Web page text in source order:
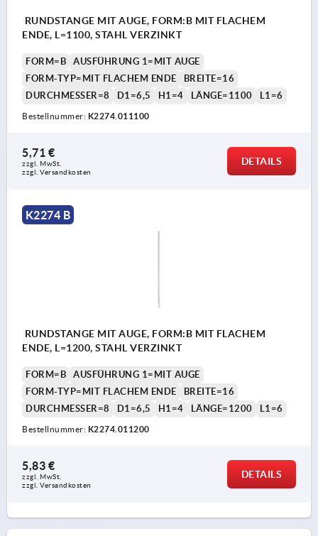
RUNDSTANGE MIT AUGE, FORM:B MIT FLACHEM
ENDE, L=1100, STAHL VERZINKT
FORM=B
AUSFÜHRUNG 1=MIT AUGE
FORM-TYP=MIT FLACHEM ENDE
BREITE=16
DURCHMESSER=8
D1=6,5 H1=4 LÄNGE=1100 L1=6
Bestellnummer: K2274.011100
5,71 €
zzgl. MwSt.
zzgl. Versandkosten
DETAILS
K2274 B
RUNDSTANGE MIT AUGE, FORM:B MIT FLACHEM
ENDE, L=1200, STAHL VERZINKT
FORM=B
AUSFÜHRUNG 1=MIT AUGE
FORM-TYP=MIT FLACHEM ENDE
BREITE=16
DURCHMESSER=8
D1=6,5 H1=4 LÄNGE=1200 L1=6
Bestellnummer: K2274.011200
5,83 €
zzgl. MwSt.
zzgl. Versandkosten
DETAILS